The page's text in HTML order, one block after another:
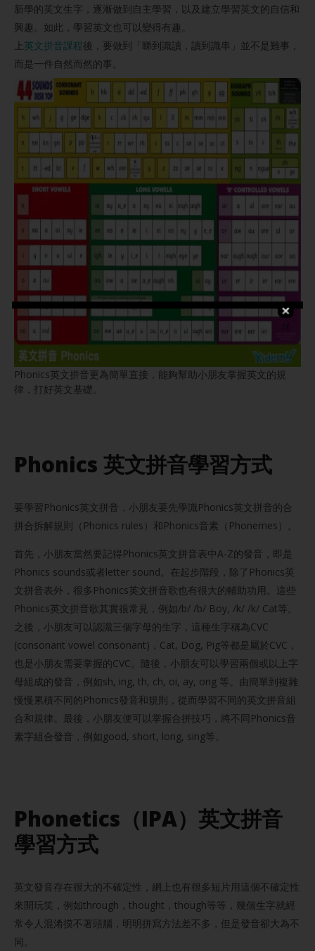
新學的英文生字，逐漸做到自主學習，以及建立學習英文的自信和
興趣。如此，學習英文也可以變得有趣。
英文拼音課程後，要做到「睇到識讀，讀到識串」並不是難事，
而是一件自然而然的事。
Phonics英文拼音更為簡單直接，能夠幫助小朋友掌握英文的規
律，打好英文基礎。
Phonics 英文拼音學習方式
要學習Phonics英文拼音，小朋友要先學識Phonics英文拼音的合
拼合拆解規則（Phonics rules）和Phonics音素（Phonemes）。
首先，小朋友當然要記得Phonics英文拼音表中A-Z的發音，即是
Phonics sounds或者letter sound。在起步階段，除了Phonics英
文拼音表外，很多Phonics英文拼音歌也有很大的輔助功用。這些
Phonics英文拼音歌其實很常見，例如/b/ /b/ Boy, /k/ /k/ Cat等。
之後，小朋友可以認識三個字母的生字，這種生字稱為CVC
(consonant vowel consonant)，Cat, Dog, Pig等都是屬於CVC，
也是小朋友需要掌握的CVC。隨後，小朋友可以學習兩個或以上字
母組成的發音，例如sh, ing, th, ch, oi, ay, ong 等。由簡單到複雜
慢慢累積不同的Phonics發音和規則，從而學習不同的英文拼音組
合和規律。最後，小朋友便可以掌握合拼技巧，將不同Phonics音
素字組合發音，例如good, short, long, sing等。
Phonetics（IPA）英文拼音
學習方式
英文發音存在很大的不確定性，網上也有很多短片用這個不確定性
來開玩笑，例如through，thought，though等等，幾個生字就經
常令人混淆摸不著頭腦，明明拼寫方法差不多，但是發音卻大為不
同。